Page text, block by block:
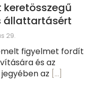
keretösszegű
állattartásért
29.
figyelmet fordít
és az
az […]